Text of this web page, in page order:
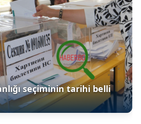
seçiminin tarihi belli